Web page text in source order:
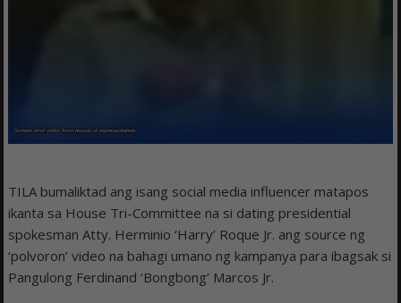
TILA bumaliktad ang isang social media influencer matapos
ikanta sa House Tri-Committee na si dating presidential
spokesman Atty. Herminio ‘Harry’ Roque Jr. ang source ng
‘polvoron’ video na bahagi umano ng kampanya para ibagsak si
Pangulong Ferdinand ‘Bongbong’ Marcos Jr.